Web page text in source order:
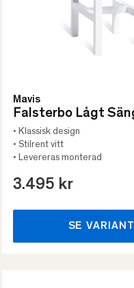
Mavis
Falsterbo Lågt
• Klassisk design
• Stilrent vitt
• Levereras monterad
3.495 kr
SE